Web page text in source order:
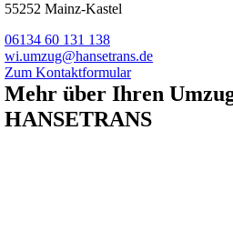
55252 Mainz-Kastel
06134 60 131 138
wi.umzug@hansetrans.de
Zum Kontaktformular
Mehr über Ihren
HANSETRANS